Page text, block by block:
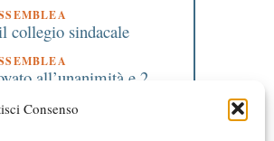
Consenso
collegio sindacale
all’unanimità e 2